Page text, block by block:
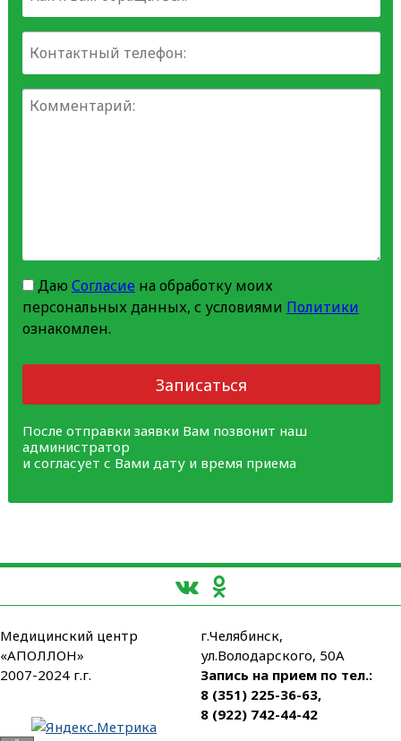
Даю Согласиена обработку моих
персональных данных, с условиями Политики
ознакомлен.
Записаться
После отправки заявки Вам позвонит наш
администратор
и согласует с Вами дату и время приема
Медицинский центр
«АПОЛЛОН»
2007-2024 г.г.
г.Челябинск,
ул.Володарского, 50А
Запись на прием по тел.:
8 (351) 225-36-63,
8 (922) 742-44-42